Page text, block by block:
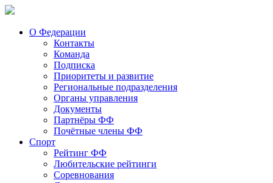
О Федерации
Контакты
Команда
Подписка
Приоритеты и развитие
Региональные подразделения
Органы управления
Документы
Партнёры ФФ
Почётные члены ФФ
Спорт
Рейтинг ФФ
Любительские рейтинги
Соревнования